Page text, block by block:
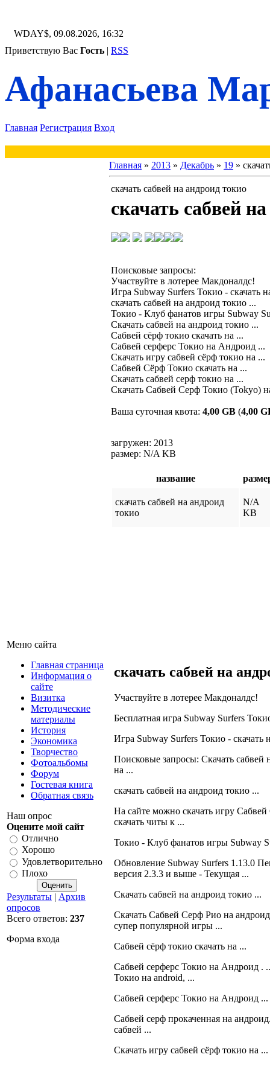
WDAY$, 09.08.2026, 16:32
Приветствую Вас Гость | RSS
Афанасьева
Главная Регистрация Вход
Меню сайта
Главная страница
Информация о
сайте
Визитка
Методические
материалы
История
Экономика
Творчество
Фотоальбомы
Форум
Гостевая книга
Обратная связь
Наш опрос
Оцените мой сайт
Отлично
Хорошо
Удовлетворительно
Плохо
Результаты | Архив
опросов
Всего ответов: 237
Форма входа
Главная » 2013 » Декабрь » 19 »
скачать сабвей на андроид токио
скачать сабвей
Поисковые запросы:
Участвуйте в лотерее Макдоналдс!
Игра Subway Surfers Токио - скачать
скачать сабвей на андроид токио ...
Токио - Клуб фанатов игры Subway
Скачать сабвей на андроид токио ...
Сабвей сёрф токио скачать на ...
Сабвей серферс Токио на Андроид ...
Скачать игру сабвей сёрф токио на ...
Сабвей Сёрф Токио скачать на ...
Скачать сабвей серф токио на ...
Скачать Сабвей Серф Токио (Tokyo)
Ваша суточная квота: 4,00 GB (4,00
загружен: 2013
размер: N/A KB
название
скачать сабвей на андроид
токио
N/A
KB
скачать сабвей на
Участвуйте в лотерее Макдоналдс!
Бесплатная игра Subway Surfers
Игра Subway Surfers Токио - скачать
Поисковые запросы: Скачать сабвей
на ...
скачать сабвей на андроид токио ...
На сайте можно скачать игру
скачать читы к ...
Токио - Клуб фанатов игры Subway
Обновление Subway Surfers 1.13.0
версия 2.3.3 и выше - Текущая ...
Скачать сабвей на андроид токио ...
Скачать Сабвей Серф Рио на
супер популярной игры ...
Сабвей сёрф токио скачать на ...
Сабвей серферс Токио на Андроид .
Токио на android, ...
Сабвей серферс Токио на Андроид ...
Сабвей серф прокаченная на
сабвей ...
Скачать игру сабвей сёрф токио на ...